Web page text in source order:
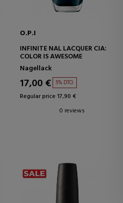
O.P.I
INFINITE NAL LACQUER CIA:
COLOR IS AWESOME
Nagellack
17,00 € 5% DTO.
Regular price 17,90 €
0 reviews